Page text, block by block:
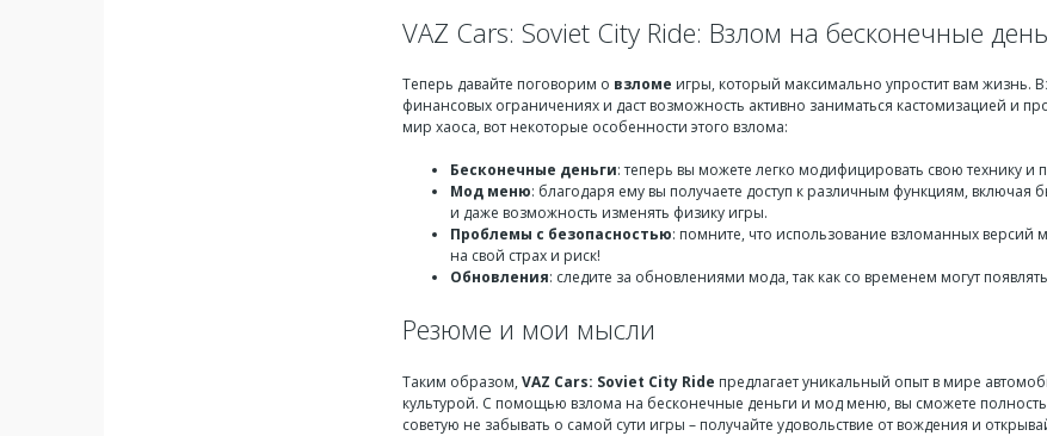
VAZ Cars: Soviet City Ride: Взлом на бесконечные
Теперь давайте поговорим о взломе игры, который максимально упростит вам жизнь.
финансовых ограничениях и даст возможность активно заниматься кастомизацией и
мир хаоса, вот некоторые особенности этого взлома:
Бесконечные деньги: теперь вы можете легко модифицировать свою технику и
Мод меню: благодаря ему вы получаете доступ к различным функциям,
и даже возможность изменять физику игры.
Проблемы с безопасностью: помните, что использование взломанных версий
на свой страх и риск!
Обновления: следите за обновлениями мода, так как со временем могут
Резюме и мои мысли
Таким образом, VAZ Cars: Soviet City Ride предлагает уникальный опыт в мире
культурой. С помощью взлома на бесконечные деньги и мод меню, вы сможете
советую не забывать о самой сути игры – получайте удовольствие от вождения и